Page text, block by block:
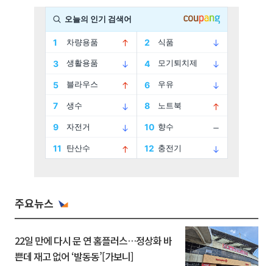
주요뉴스
22일 만에 다시 문 연 홈플러스…정상화 바
쁜데 재고 없어 ‘발동동’[가보니]